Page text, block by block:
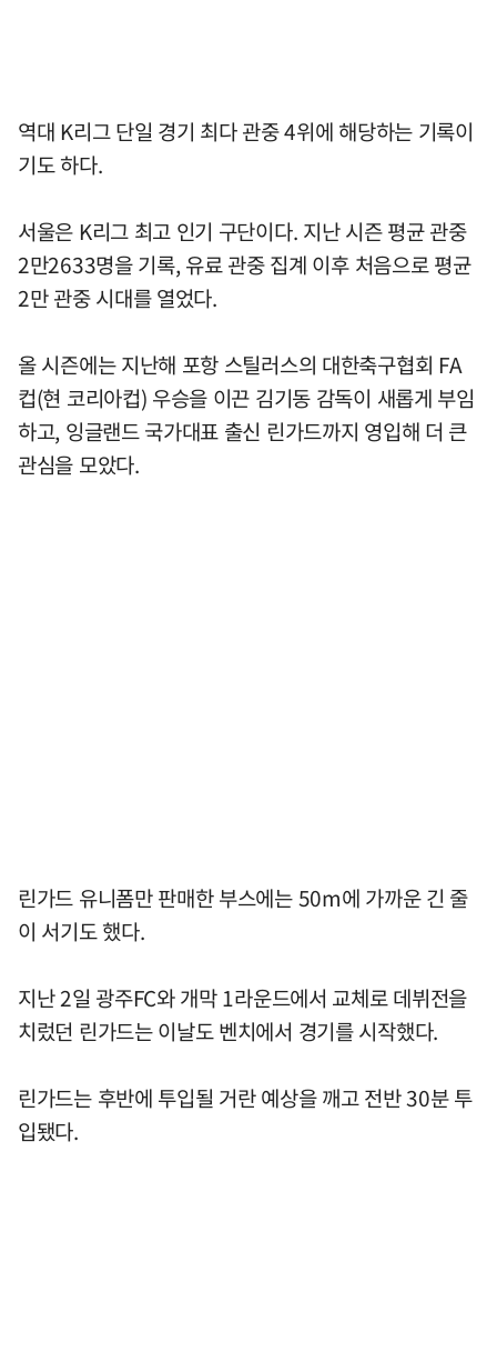
역대 K리그 단일 경기 최다 관중 4위에 해당하는 기록이
기도 하다.
서울은 K리그 최고 인기 구단이다. 지난 시즌 평균 관중
2만2633명을 기록, 유료 관중 집계 이후 처음으로 평균
2만 관중 시대를 열었다.
올 시즌에는 지난해 포항 스틸러스의 대한축구협회 FA
컵(현 코리아컵) 우승을 이끈 김기동 감독이 새롭게 부임
하고, 잉글랜드 국가대표 출신 린가드까지 영입해 더 큰
관심을 모았다.
린가드 유니폼만 판매한 부스에는 50m에 가까운 긴 줄
이 서기도 했다.
지난 2일 광주FC와 개막 1라운드에서 교체로 데뷔전을
치렀던 린가드는 이날도 벤치에서 경기를 시작했다.
린가드는 후반에 투입될 거란 예상을 깨고 전반 30분 투
입됐다.